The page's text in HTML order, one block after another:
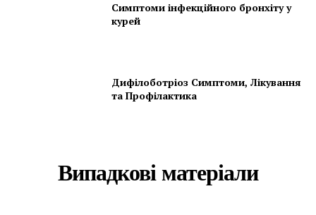
Симптоми інфекційного бронхіту у
курей
Дифілоботріоз Симптоми, Лікування
та Профілактика
Випадкові матеріали